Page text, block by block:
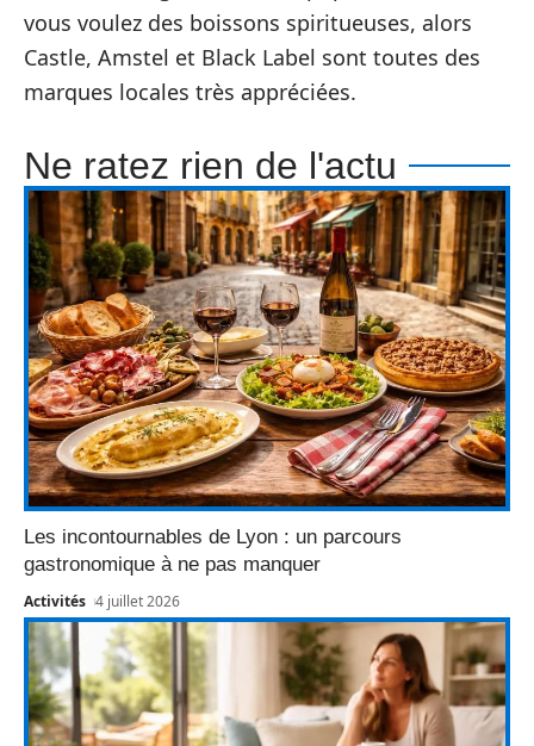
vous voulez des boissons spiritueuses, alors
Castle, Amstel et Black Label sont toutes des
marques locales très appréciées.
Ne ratez rien de l'actu
Les incontournables de Lyon : un parcours
gastronomique à ne pas manquer
Activités 4 juillet 2026